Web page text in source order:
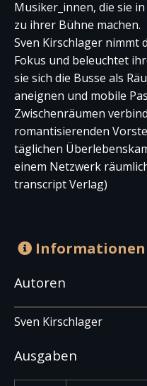
Musiker_innen, die sie
zu ihrer Bühne machen.
Sven Kirschlager nimmt
Fokus und beleuchtet
sie sich die Busse als
aneignen und mobile
Zwischenräumen
romantisierenden
täglichen
einem Netzwerk
transcript Verlag)
Informationen
Autoren
Sven Kirschlager
Ausgaben